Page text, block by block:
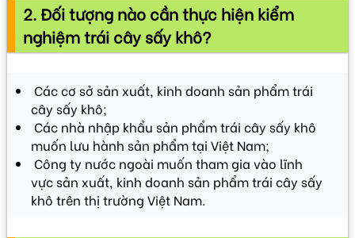
2. Đối tượng nào cần thực hiện kiểm
nghiệm trái cây sấy khô?
Các cơ sở sản xuất, kinh doanh sản phẩm trái
cây sấy khô;
Các nhà nhập khẩu sản phẩm trái cây sấy khô
muốn lưu hành sản phẩm tại Việt Nam;
Công ty nước ngoài muốn tham gia vào lĩnh
vực sản xuất, kinh doanh sản phẩm trái cây sấy
khô trên thị trường Việt Nam.